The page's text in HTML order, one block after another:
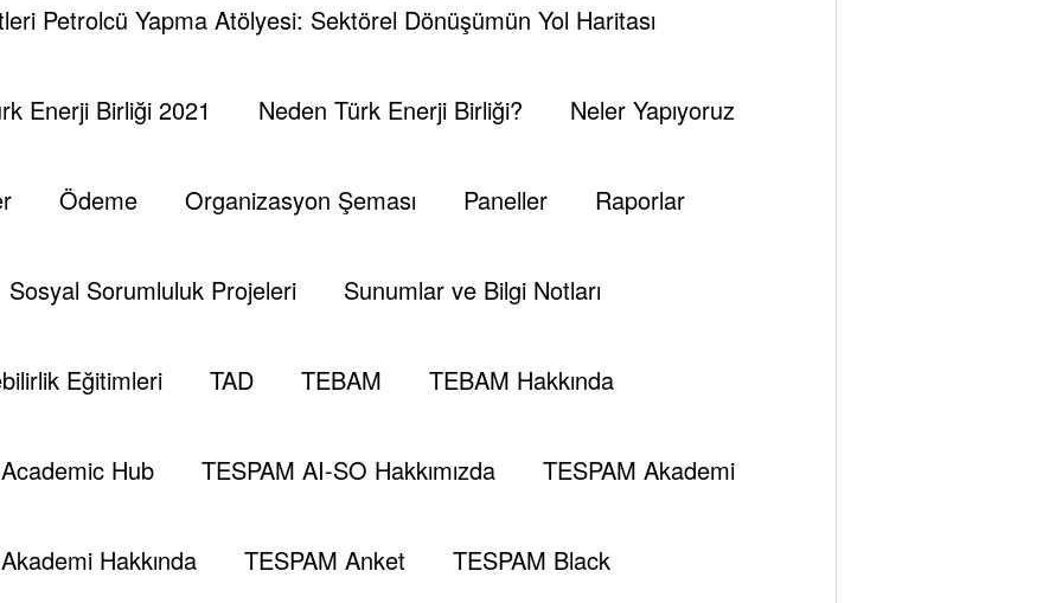
Petrolcü Yapma Atölyesi: Sektörel Dönüşümün Yol Haritası
Enerji Birliği 2021 Neden Türk Enerji Birliği? Neler Yapıyoruz
Ödeme Organizasyon Şeması Paneller Raporlar
Sosyal Sorumluluk Projeleri Sunumlar ve Bilgi Notları
Eğitimleri TAD TEBAM TEBAM Hakkında
Hub TESPAM AI-SO Hakkımızda TESPAM Akademi
Hakkında TESPAM Anket TESPAM Black